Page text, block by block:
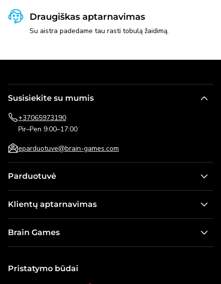
Draugiškas aptarnavimas
Su aistra padedame tau rasti tobulą žaidimą.
Susisiekite su mumis
+37065973190
Pir–Pen 9:00–17:00
eparduotuve@brain-games.com
Parduotuvė
Žaidimai vaikams
Modeliai ir konstruktoriai
Klientų aptarnavimas
Pristatymo informacija
Dovanų kortelė
Brain Games
Naujienos
Pristatymo būdai